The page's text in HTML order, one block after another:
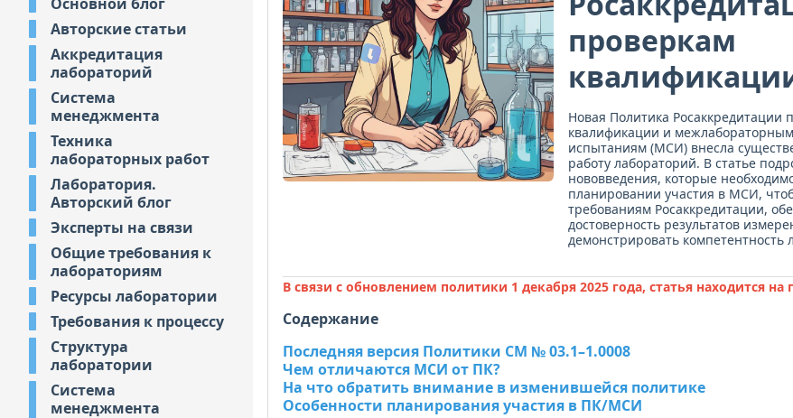
Авторские статьи
Аккредитация
лабораторий
Система
менеджмента
Техника
лабораторных работ
Лаборатория.
Авторский блог
Эксперты на связи
Общие требования к
лабораториям
Ресурсы лаборатории
Требования к процессу
Структура
лаборатории
Система
менеджмента
проверкам
Новая Политика Росаккредитации
квалификации и
испытаниям (МСИ) внесла
работу лабораторий. В статье
нововведения, которые
планировании участия в МСИ,
требованиям Росаккредитации,
достоверность результатов
демонстрировать компетентность
В связи с обновлением политики 1 декабря 2025 года, статья находится на
Содержание
Последняя версия Политики СМ № 03.1–1.0008
Чем отличаются МСИ от ПК?
На что обратить внимание в изменившейся политике
Особенности планирования участия в ПК/МСИ